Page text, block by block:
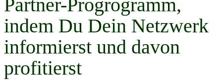
Partner-Progrogramm,
indem Du Dein Netzwerk
informierst und davon
profitierst